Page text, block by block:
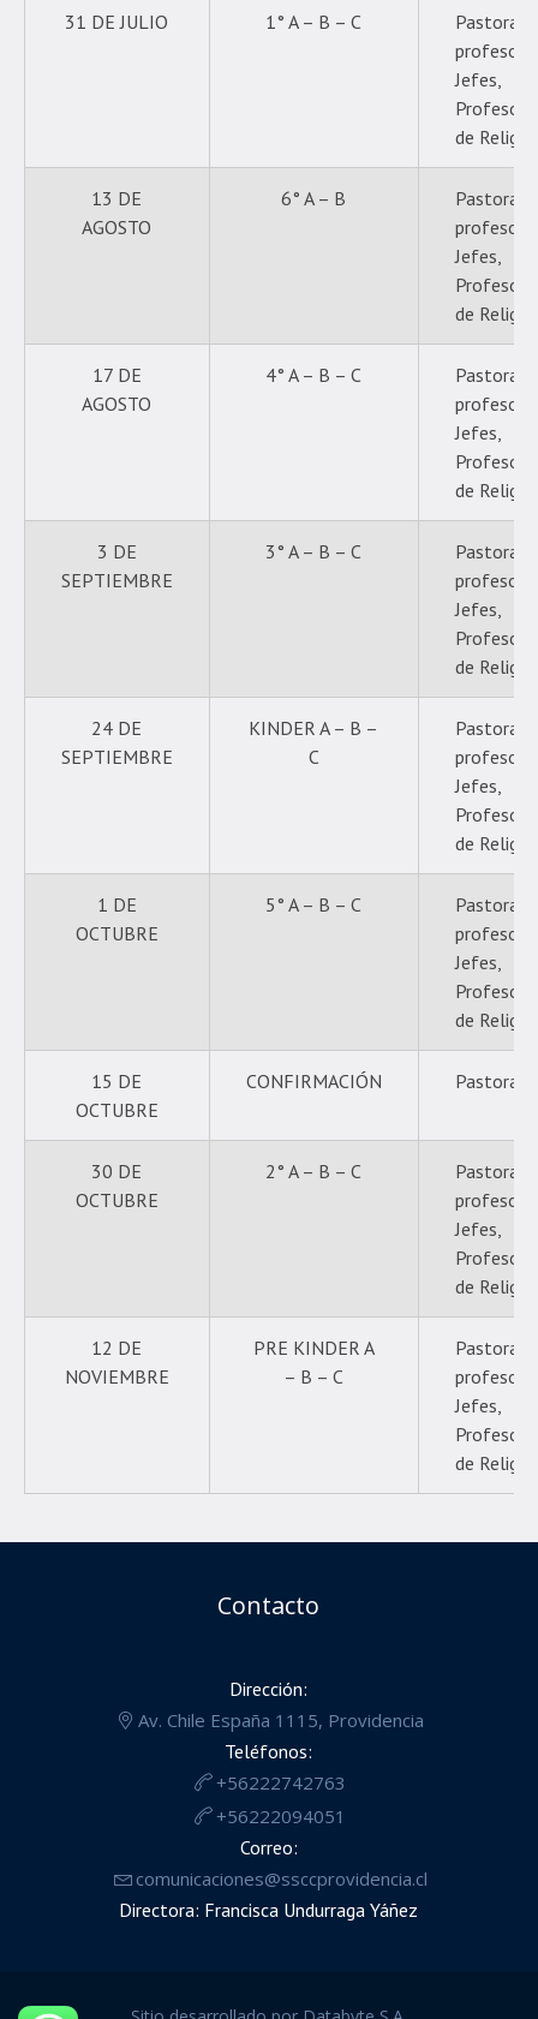
31 DE JULIO 1° A – B – C
Pastoral,
Jefes,
de
13 DE
AGOSTO
6° A – B
Pastoral,
Jefes,
de
17 DE
AGOSTO
4° A – B – C
Pastoral,
Jefes,
de
3 DE
SEPTIEMBRE
3° A – B – C
Pastoral,
Jefes,
de
24 DE
SEPTIEMBRE
KINDER A – B –
C
Pastoral,
Jefes,
de
1 DE
OCTUBRE
5° A – B – C
Pastoral,
Jefes,
de
15 DE
OCTUBRE
CONFIRMACIÓN Pastoral
30 DE
OCTUBRE
2° A – B – C
Pastoral,
Jefes,
de
12 DE
NOVIEMBRE
PRE KINDER A
– B – C
Pastoral,
Jefes,
de
Contacto
Dirección:
Av. Chile España 1115, Providencia
Teléfonos:
+56222742763
+56222094051
Correo:
comunicaciones@ssccprovidencia.cl
Directora: Francisca Undurraga Yáñez